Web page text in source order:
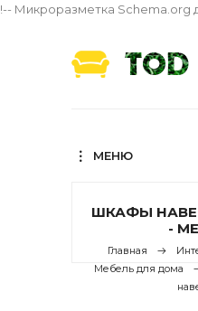
!-- Микроразметка Schema.org
МЕНЮ
ШКАФЫ
-
Главная
Мебель для дома